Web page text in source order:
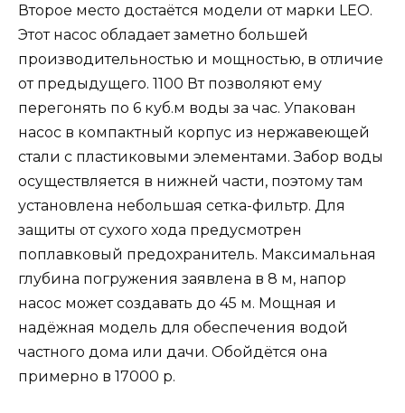
Второе место достаётся модели от марки LEO.
Этот насос обладает заметно большей
производительностью и мощностью, в отличие
от предыдущего. 1100 Вт позволяют ему
перегонять по 6 куб.м воды за час. Упакован
насос в компактный корпус из нержавеющей
стали с пластиковыми элементами. Забор воды
осуществляется в нижней части, поэтому там
установлена небольшая сетка-фильтр. Для
защиты от сухого хода предусмотрен
поплавковый предохранитель. Максимальная
глубина погружения заявлена в 8 м, напор
насос может создавать до 45 м. Мощная и
надёжная модель для обеспечения водой
частного дома или дачи. Обойдётся она
примерно в 17000 р.